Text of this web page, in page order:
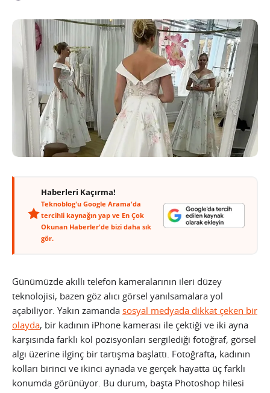
Haberleri Kaçırma!
Teknoblog'u Google Arama'da
tercihli kaynağın yap ve En Çok
Okunan Haberler'de bizi daha sık
gör.
Günümüzde akıllı telefon kameralarının ileri düzey
teknolojisi, bazen göz alıcı görsel yanılsamalara yol
açabiliyor. Yakın zamanda sosyal medyada dikkat çeken bir
olayda, bir kadının iPhone kamerası ile çektiği ve iki ayna
karşısında farklı kol pozisyonları sergilediği fotoğraf, görsel
algı üzerine ilginç bir tartışma başlattı. Fotoğrafta, kadının
kolları birinci ve ikinci aynada ve gerçek hayatta üç farklı
konumda görünüyor. Bu durum, başta Photoshop hilesi